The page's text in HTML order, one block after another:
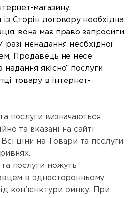
магазину.
із Сторін договору необхідна
вона має право запросити
разі ненадання необхідної
Продавець не несе
надання якісної послуги
товару в інтернет-
послуги визначаються
та вказані на сайті
Всі ціни на Товари та послуги
послуги можуть
в односторонньому
кон'юнктури ринку. При